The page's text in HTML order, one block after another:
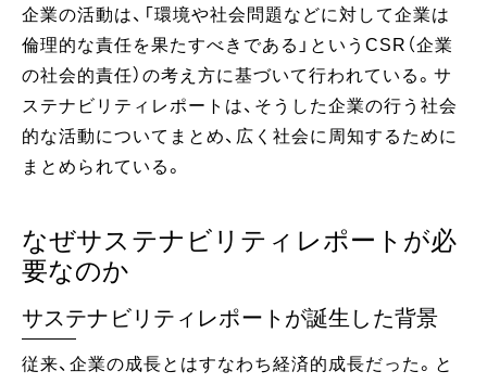
企業の活動は、「環境や社会問題などに対して企業は
倫理的な責任を果たすべきである」というCSR（企業
の社会的責任）の考え方に基づいて行われている。サ
ステナビリティレポートは、そうした企業の行う社会
的な活動についてまとめ、広く社会に周知するために
まとめられている。
なぜサステナビリティレポートが必
要なのか
サステナビリティレポートが誕生した背景
従来、企業の成長とはすなわち経済的成長だった。と